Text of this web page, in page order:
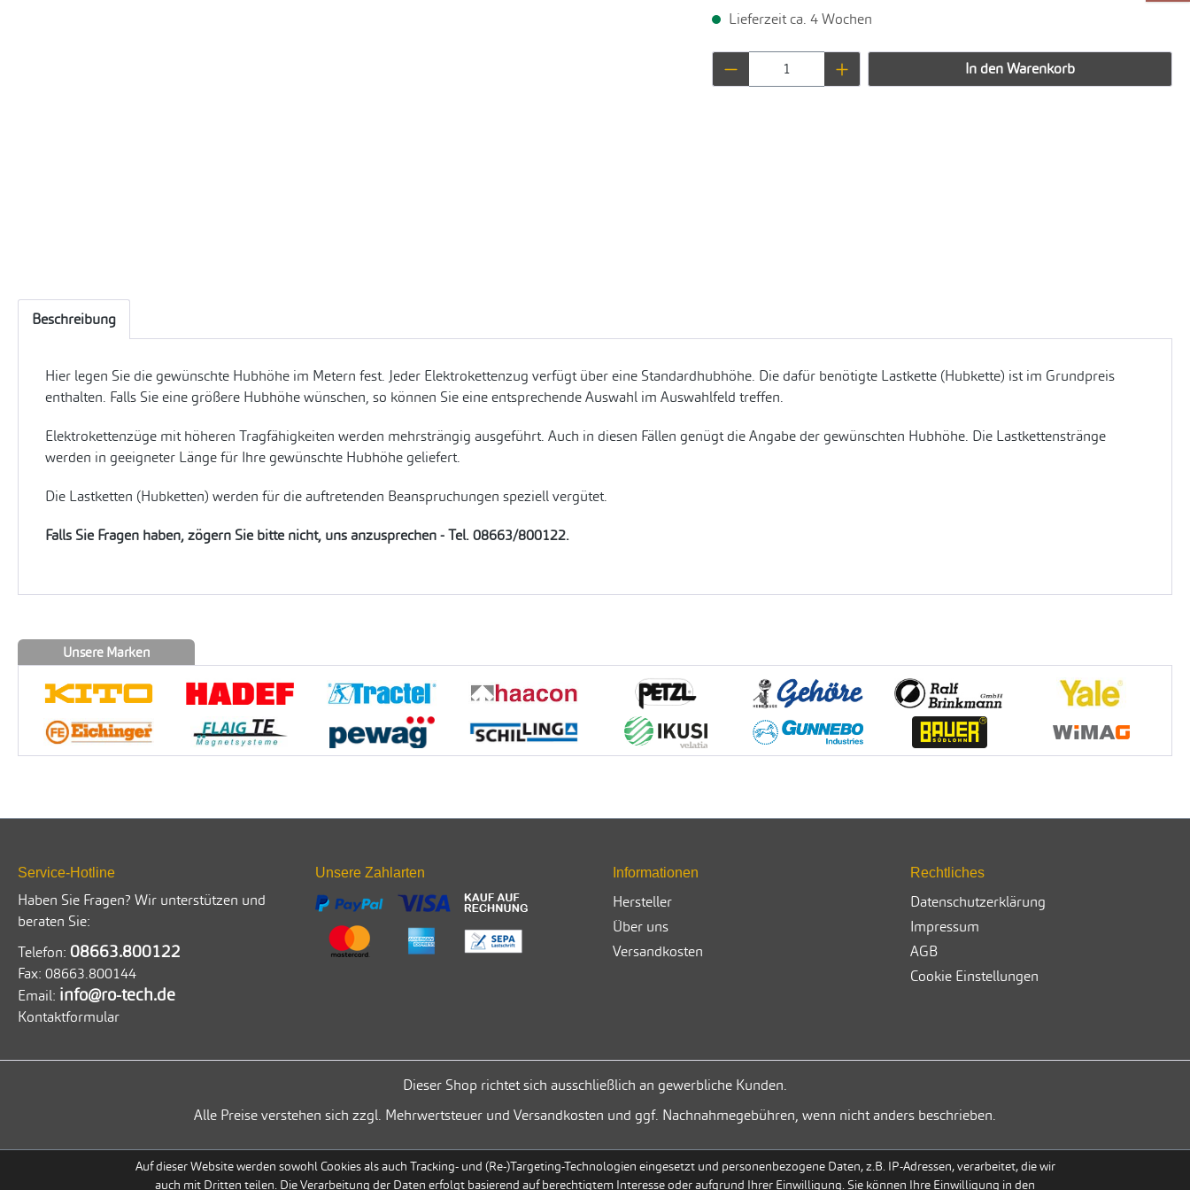
Lieferzeit ca. 4 Wochen
Produkt Anzahl: Gib den gewünschten Wert ein
In den Warenkorb
Beschreibung
Hier legen Sie die gewünschte Hubhöhe im Metern fest. Jeder Elektrokettenzug verfügt über eine Standardhubhöhe. Die dafür benötigte Lastkette (Hubkette) ist im Grundpreis
enthalten. Falls Sie eine größere Hubhöhe wünschen, so können Sie eine entsprechende Auswahl im Auswahlfeld treffen.
Elektrokettenzüge mit höheren Tragfähigkeiten werden mehrsträngig ausgeführt. Auch in diesen Fällen genügt die Angabe der gewünschten Hubhöhe. Die Lastkettenstränge
werden in geeigneter Länge für Ihre gewünschte Hubhöhe geliefert.
Die Lastketten (Hubketten) werden für die auftretenden Beanspruchungen speziell vergütet.
Falls Sie Fragen haben, zögern Sie bitte nicht, uns anzusprechen - Tel. 08663/800122.
Unsere Marken
Service-Hotline
Haben Sie Fragen? Wir unterstützen und
beraten Sie:
Telefon: 08663.800122
Fax: 08663.800144
Email: info@ro-tech.de
Kontaktformular
Unsere Zahlarten Informationen
Hersteller
Über uns
Versandkosten
Rechtliches
Datenschutzerklärung
Impressum
AGB
Cookie Einstellungen
Dieser Shop richtet sich ausschließlich an gewerbliche Kunden.
Alle Preise verstehen sich zzgl. Mehrwertsteuer und Versandkosten und ggf. Nachnahmegebühren, wenn nicht anders beschrieben.
Auf dieser Website werden sowohl Cookies als auch Tracking- und (Re-)Targeting-Technologien eingesetzt und personenbezogene Daten, z.B. IP-Adressen, verarbeitet, die wir
auch mit Dritten teilen. Die Verarbeitung der Daten erfolgt basierend auf berechtigtem Interesse oder aufgrund Ihrer Einwilligung. Sie können Ihre Einwilligung in den